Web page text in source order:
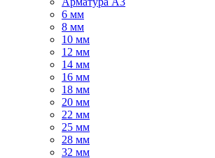
6 мм
8 мм
10 мм
12 мм
14 мм
16 мм
18 мм
20 мм
22 мм
25 мм
28 мм
32 мм